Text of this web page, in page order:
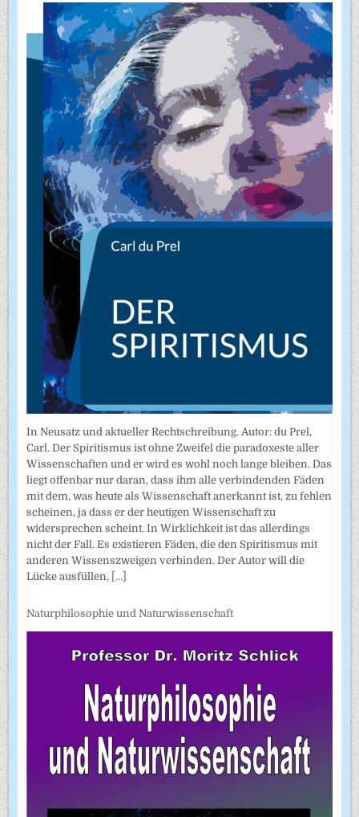
In Neusatz und aktueller Rechtschreibung. Autor: du Prel,
Carl. Der Spiritismus ist ohne Zweifel die paradoxeste aller
Wissenschaften und er wird es wohl noch lange bleiben. Das
liegt offenbar nur daran, dass ihm alle verbindenden Fäden
mit dem, was heute als Wissenschaft anerkannt ist, zu fehlen
scheinen, ja dass er der heutigen Wissenschaft zu
widersprechen scheint. In Wirklichkeit ist das allerdings
nicht der Fall. Es existieren Fäden, die den Spiritismus mit
anderen Wissenszweigen verbinden. Der Autor will die
Lücke ausfüllen, [...]
Naturphilosophie und Naturwissenschaft